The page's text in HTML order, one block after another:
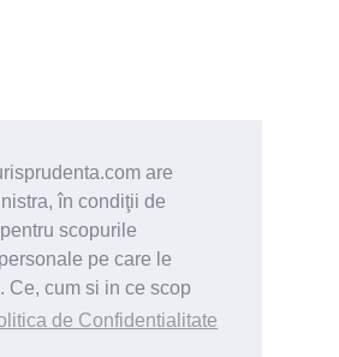
are
în condiţii de
scopurile
pe care le
Ce, cum si in ce scop
de Confidentialitate